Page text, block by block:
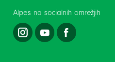
Alpes na socialnih omrežjih